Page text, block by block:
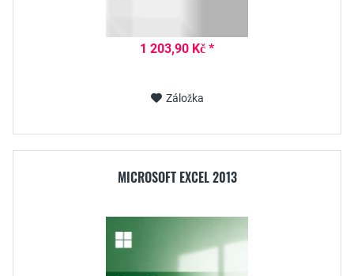
1 203,90 Kč *
Záložka
MICROSOFT EXCEL 2013